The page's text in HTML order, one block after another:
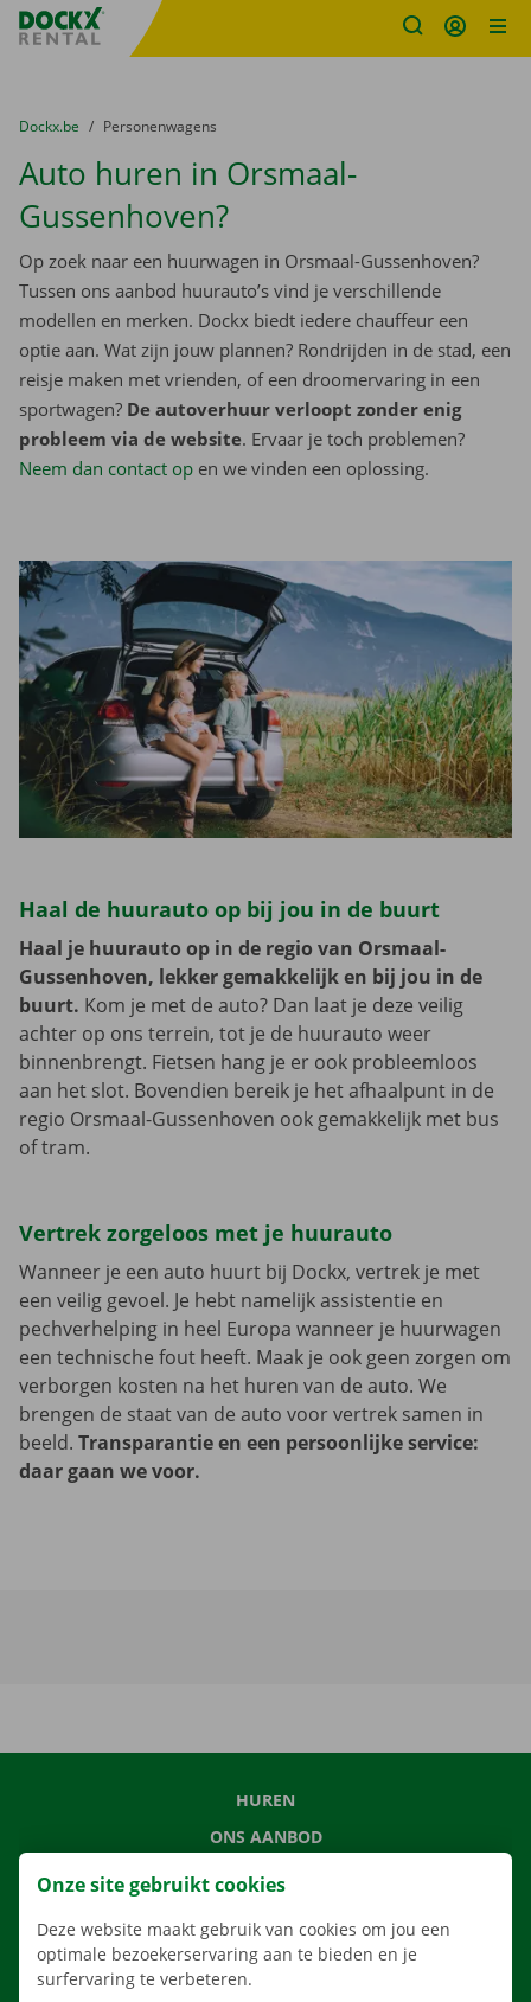
Fratello DEMO
U bevindt zich hier:
van
Dockx.be naar
Personenwagens
Auto huren in Orsmaal-
Gussenhoven?
Op zoek naar een huurwagen in Orsmaal-Gussenhoven?
Tussen ons aanbod huurauto’s vind je verschillende
modellen en merken. Dockx biedt iedere chauffeur een
optie aan. Wat zijn jouw plannen? Rondrijden in de stad, een
reisje maken met vrienden, of een droomervaring in een
sportwagen? De autoverhuur verloopt zonder enig
probleem via de website. Ervaar je toch problemen?
Neem dan contact op en we vinden een oplossing.
Haal de huurauto op bij jou in de buurt
Haal je huurauto op in de regio van Orsmaal-
Gussenhoven, lekker gemakkelijk en bij jou in de
buurt. Kom je met de auto? Dan laat je deze veilig
achter op ons terrein, tot je de huurauto weer
binnenbrengt. Fietsen hang je er ook probleemloos
aan het slot. Bovendien bereik je het afhaalpunt in de
regio Orsmaal-Gussenhoven ook gemakkelijk met bus
of tram.
Vertrek zorgeloos met je huurauto
Wanneer je een auto huurt bij Dockx, vertrek je met
een veilig gevoel. Je hebt namelijk assistentie en
pechverhelping in heel Europa wanneer je huurwagen
een technische fout heeft. Maak je ook geen zorgen om
verborgen kosten na het huren van de auto. We
brengen de staat van de auto voor vertrek samen in
beeld. Transparantie en een persoonlijke service:
daar gaan we voor.
HUREN
ONS AANBOD
ONZE DIENSTEN
APP
VERHUISOPLOSSINGEN
Onze site gebruikt cookies
Deze website maakt gebruik van cookies om jou een
optimale bezoekerservaring aan te bieden en je
surfervaring te verbeteren.